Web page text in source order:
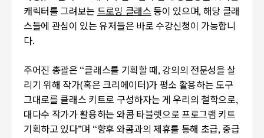
캐릭터를 그려보는 드로잉 클래스 등이 있으며, 해당 클래
스들에 관심이 있는 유저들은 바로 수강신청이 가능합니
다.
주어진 총괄은 “클래스를 기획할 때 , 강의의 전문성을 살
리기 위해 작가(혹은 크리에이터)가 평소 활용하는 도구
그대로를 클래스 키트로 구성하자는 게 우리의 철학으로,
대다수 작가가 활용하는 와콤 타블렛으로 프로그램 키트
기획하고 있다”며 “향후 와콤과의 제휴를 통해 초급, 중급